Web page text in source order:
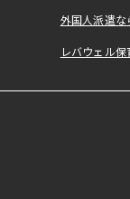
外国人派遣な
レバウェル